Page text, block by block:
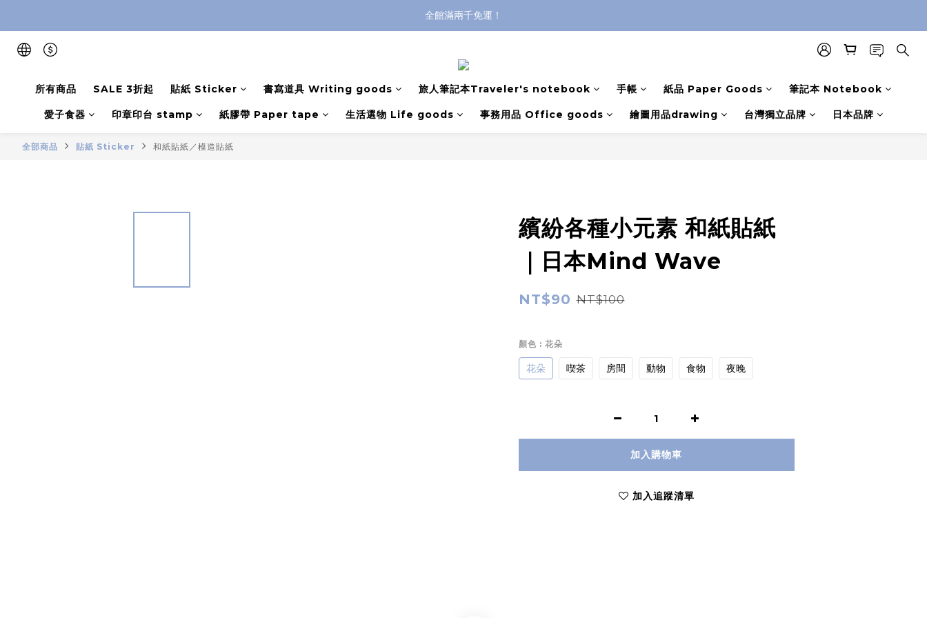
全館滿兩千免運！
登入購買，立即接收出貨通知
全館滿兩千免運！
所有商品
SALE 3折起 貼紙 Sticker 書寫道具 Writing goods 旅人筆記本Traveler's notebook 手帳 紙品 Paper Goods 筆記本 Notebook
愛子食器 印章印台 stamp 紙膠帶 Paper tape 生活選物 Life goods 事務用品 Office goods 繪圖用品drawing 台灣獨立品牌 日本品牌
全部商品 貼紙 Sticker 和紙貼紙／模造貼紙
繽紛各種小元素 和紙貼紙
｜日本Mind Wave
NT$90 NT$100
顏色 : 花朵
花朵 喫茶 房間 動物 食物 夜晚
加入購物車
加入追蹤清單